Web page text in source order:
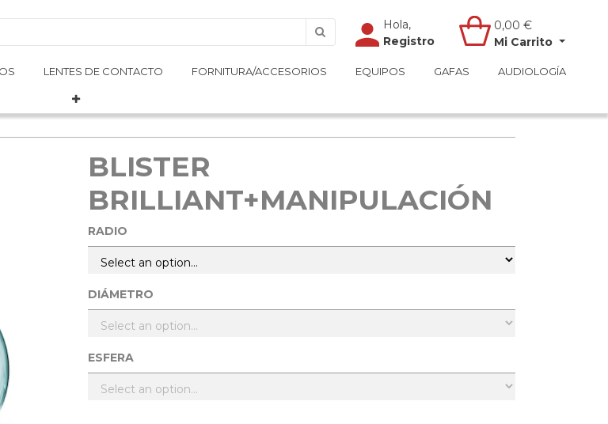
Hola,
Registro
0,00 €
Mi Carrito
LENTES DE CONTACTO FORNITURA/ACCESORIOS EQUIPOS GAFAS AUDIOLOGÍA
Hola,
Registro
0,00 €
Mi Carrito
LENTES DE CONTACTO FORNITURA/ACCESORIOS EQUIPOS GAFAS AUDIOLOGÍA
BLISTER
BRILLIANT+MANIPULACIÓN
RADIO
DIÁMETRO
ESFERA